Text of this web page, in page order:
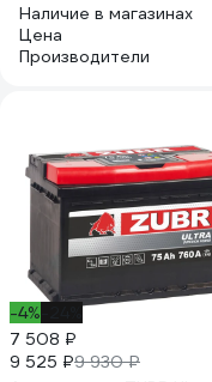
Наличие в магазинах
Цена
Производители
-4%
7 508 ₽
9 525 ₽9 930 ₽